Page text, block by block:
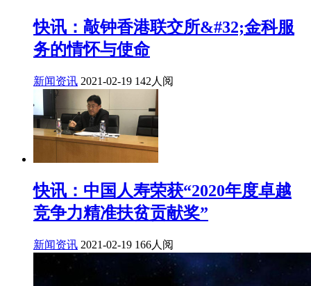
快讯：敲钟香港联交所&#32;金科服
务的情怀与使命
新闻资讯 2021-02-19 142人阅
快讯：中国人寿荣获“2020年度卓越
竞争力精准扶贫贡献奖”
新闻资讯 2021-02-19 166人阅